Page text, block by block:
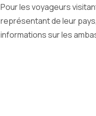
Pour les voyageurs
représentant de leur
informations sur les